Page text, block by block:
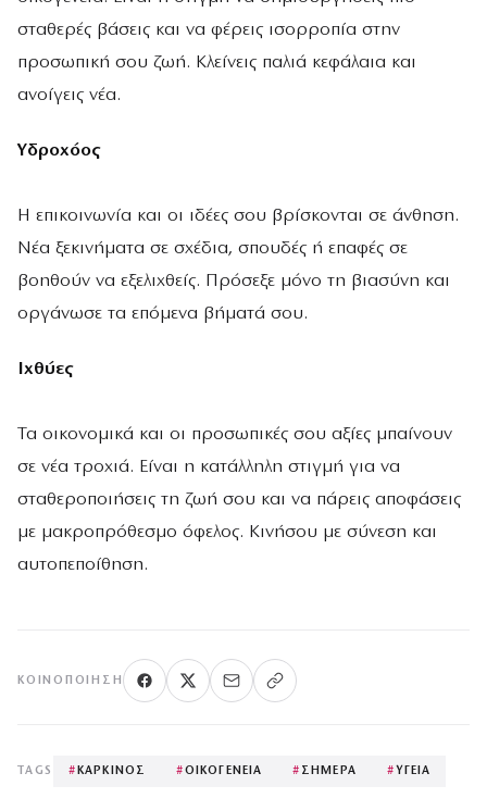
σταθερές βάσεις και να φέρεις ισορροπία στην
προσωπική σου ζωή. Κλείνεις παλιά κεφάλαια και
ανοίγεις νέα.
Υδροχόος
Η επικοινωνία και οι ιδέες σου βρίσκονται σε άνθηση.
Νέα ξεκινήματα σε σχέδια, σπουδές ή επαφές σε
βοηθούν να εξελιχθείς. Πρόσεξε μόνο τη βιασύνη και
οργάνωσε τα επόμενα βήματά σου.
Ιχθύες
Τα οικονομικά και οι προσωπικές σου αξίες μπαίνουν
σε νέα τροχιά. Είναι η κατάλληλη στιγμή για να
σταθεροποιήσεις τη ζωή σου και να πάρεις αποφάσεις
με μακροπρόθεσμο όφελος. Κινήσου με σύνεση και
αυτοπεποίθηση.
ΚΟΙΝΟΠΟΊΗΣΗ
TAGS # ΚΑΡΚΙΝΟΣ #ΟΙΚΟΓΕΝΕΙΑ # ΣΗΜΕΡΑ # ΥΓΕΙΑ